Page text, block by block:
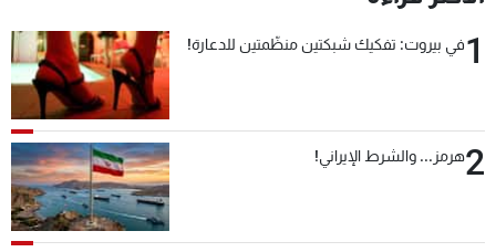
1في بيروت: تفكيك شبكتين منظّمتين للدعارة!
2هرمز... والشرط الإيراني!
لاعلاناتكم
شروط الإسـتخدام
سياسة الخصوصية